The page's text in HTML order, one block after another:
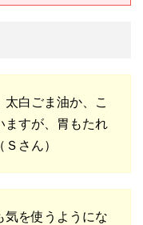
白ごま油か、こ
ますが、胃もたれ
さん）
気を使うようにな